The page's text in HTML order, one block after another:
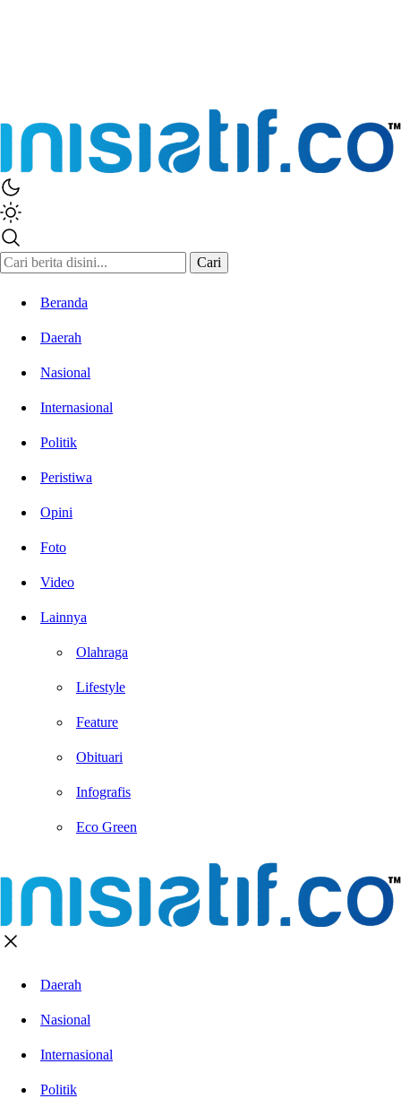
Cari
Beranda
Daerah
Nasional
Internasional
Politik
Peristiwa
Opini
Foto
Video
Lainnya
Olahraga
Lifestyle
Feature
Obituari
Infografis
Eco Green
Daerah
Nasional
Internasional
Politik